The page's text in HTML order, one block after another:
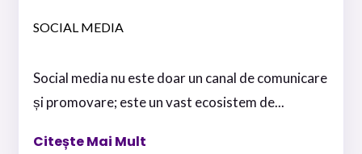
SOCIAL MEDIA
Social media nu este doar un canal de comunicare
și promovare; este un vast ecosistem de...
Citește Mai Mult